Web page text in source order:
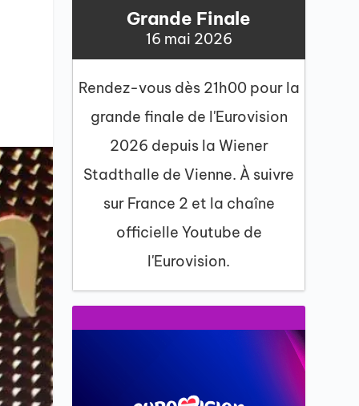
Grande Finale
16 mai 2026
Rendez-vous dès 21h00 pour la
grande finale de l'Eurovision
2026 depuis la Wiener
Stadthalle de Vienne. À suivre
sur France 2 et la chaîne
officielle Youtube de
l'Eurovision.